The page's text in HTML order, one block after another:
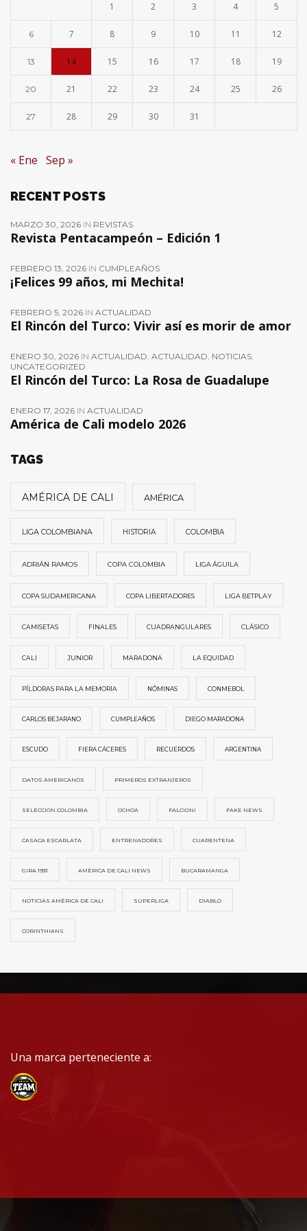
1 2 3 4 5
6 7 8 9 10 11 12
13 14 15 16 17 18 19
20 21 22 23 24 25 26
27 28 29 30 31
« Ene Sep »
RECENT POSTS
MARZO 30, 2026 IN REVISTAS
Revista Pentacampeón – Edición 1
FEBRERO 13, 2026 IN CUMPLEAÑOS
¡Felices 99 años, mi Mechita!
FEBRERO 5, 2026 IN ACTUALIDAD
El Rincón del Turco: Vivir así es morir de amor
ENERO 30, 2026 IN ACTUALIDAD, ACTUALIDAD, NOTICIAS,
UNCATEGORIZED
El Rincón del Turco: La Rosa de Guadalupe
ENERO 17, 2026 IN ACTUALIDAD
América de Cali modelo 2026
TAGS
AMÉRICA DE CALI AMÉRICA
LIGA COLOMBIANA HISTORIA COLOMBIA
ADRIÁN RAMOS COPA COLOMBIA LIGA ÁGUILA
COPA SUDAMERICANA COPA LIBERTADORES LIGA BETPLAY
CAMISETAS FINALES CUADRANGULARES CLÁSICO
CALI JUNIOR MARADONA LA EQUIDAD
PÍLDORAS PARA LA MEMORIA NÓMINAS CONMEBOL
CARLOS BEJARANO CUMPLEAÑOS DIEGO MARADONA
ESCUDO FIERA CÁCERES RECUERDOS ARGENTINA
DATOS AMERICANOS PRIMEROS EXTRANJEROS
SELECCIÓN COLOMBIA OCHOA FALCIONI FAKE NEWS
CASACA ESCARLATA ENTRENADORES CUARENTENA
GIRA 1931 AMÉRICA DE CALI NEWS BUCARAMANGA
NOTICIAS AMÉRICA DE CALI SUPERLIGA DIABLO
CORINTHIANS
Una marca perteneciente a: